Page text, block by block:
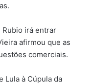
Rubio irá entrar
afirmou que as
comerciais.
Lula à Cúpula da